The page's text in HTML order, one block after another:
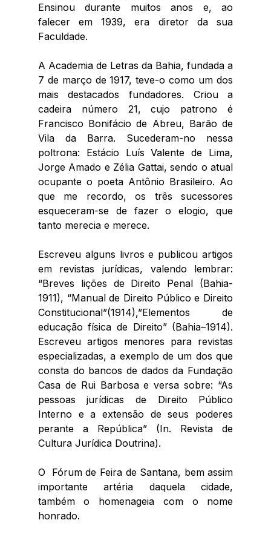
Ensinou durante muitos anos e, ao
falecer em 1939, era diretor da sua
Faculdade.
A Academia de Letras da Bahia, fundada a
7 de março de 1917, teve-o como um dos
mais destacados fundadores. Criou a
cadeira número 21, cujo patrono é
Francisco Bonifácio de Abreu, Barão de
Vila da Barra. Sucederam-no nessa
poltrona: Estácio Luís Valente de Lima,
Jorge Amado e Zélia Gattai, sendo o atual
ocupante o poeta Antônio Brasileiro. Ao
que me recordo, os três sucessores
esqueceram-se de fazer o elogio, que
tanto merecia e merece.
Escreveu alguns livros e publicou artigos
em revistas jurídicas, valendo lembrar:
“Breves lições de Direito Penal (Bahia-
1911), “Manual de Direito Público e Direito
Constitucional”(1914),”Elementos de
educação física de Direito” (Bahia–1914).
Escreveu artigos menores para revistas
especializadas, a exemplo de um dos que
consta do bancos de dados da Fundação
Casa de Rui Barbosa e versa sobre: “As
pessoas jurídicas de Direito Público
Interno e a extensão de seus poderes
perante a República” (In. Revista de
Cultura Jurídica Doutrina).
O  Fórum de Feira de Santana, bem assim
importante artéria daquela cidade,
também o homenageia com o nome
honrado.